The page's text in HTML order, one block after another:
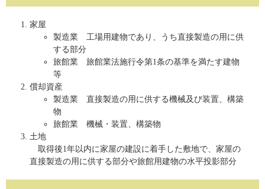
家屋
製造業 工場用建物であり、うち直接製造の用に供
する部分
旅館業 旅館業法施行令第1条の基準を満たす建物
等
償却資産
製造業 直接製造の用に供する機械及び装置、構築
物
旅館業 機械・装置、構築物
土地
取得後1年以内に家屋の建設に着手した敷地で、家屋の
直接製造の用に供する部分や旅館用建物の水平投影部分